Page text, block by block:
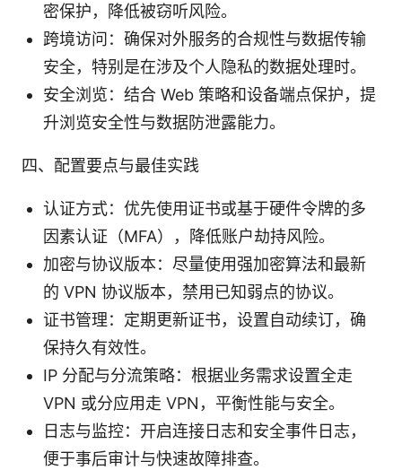
密保护，降低被窃听风险。
跨境访问：确保对外服务的合规性与数据传输
安全，特别是在涉及个人隐私的数据处理时。
安全浏览：结合 Web 策略和设备端点保护，提
升浏览安全性与数据防泄露能力。
四、配置要点与最佳实践
认证方式：优先使用证书或基于硬件令牌的多
因素认证（MFA），降低账户劫持风险。
加密与协议版本：尽量使用强加密算法和最新
的 VPN 协议版本，禁用已知弱点的协议。
证书管理：定期更新证书，设置自动续订，确
保持久有效性。
IP 分配与分流策略：根据业务需求设置全走
VPN 或分应用走 VPN，平衡性能与安全。
日志与监控：开启连接日志和安全事件日志，
便于事后审计与快速故障排查。